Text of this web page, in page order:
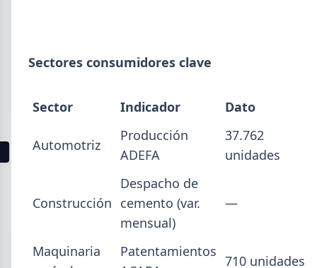
155,7 Mt en junio 2026 (+1,7% i.a.), mientras el
3 4 5 7 11 12
Sectores consumidores clave
Sector Indicador Dato
Automotriz
Producción
ADEFA
37.762
unidades
Construcción
Despacho de
cemento (var.
mensual)
—
Maquinaria
Patentamientos
710 unidades